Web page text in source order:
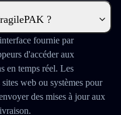
?
fournie par
d'accéder aux
en temps réel. Les
web ou systèmes pour
des mises à jour aux